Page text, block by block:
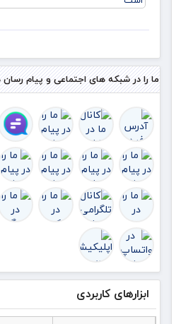
ما را در شبکه های اجتماعی و پیام رسان
ابزارهای کاربردی